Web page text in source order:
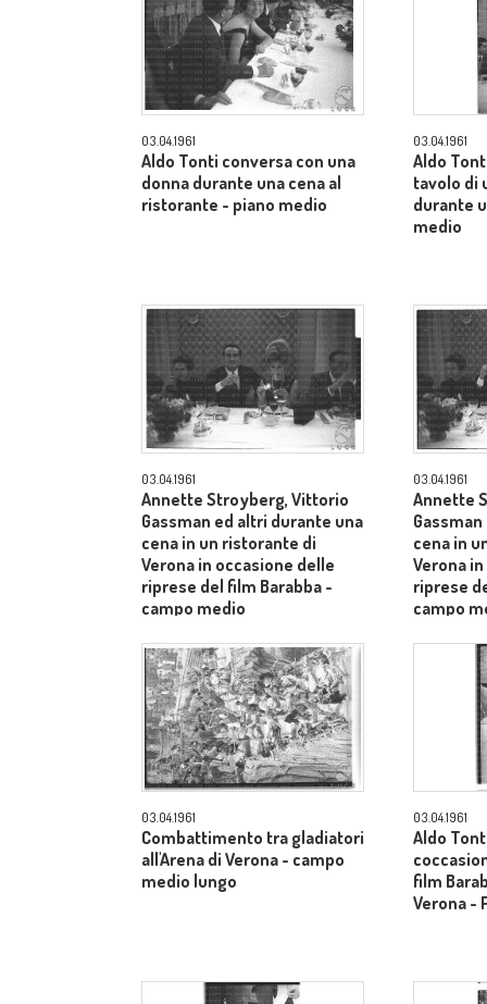
03.04.1961
Aldo Tonti conversa con una
donna durante una cena al
ristorante - piano medio
03.04.1961
Aldo
tavolo di
durante
medio
03.04.1961
Annette Stroyberg, Vittorio
Gassman ed altri durante una
cena in un ristorante di
Verona in occasione delle
riprese del film Barabba -
campo medio
03.04.1961
Annette
cena in
Verona
riprese
campo
03.04.1961
Combattimento tra gladiatori
all'Arena di Verona - campo
medio lungo
03.04.1961
Aldo
film
Verona -